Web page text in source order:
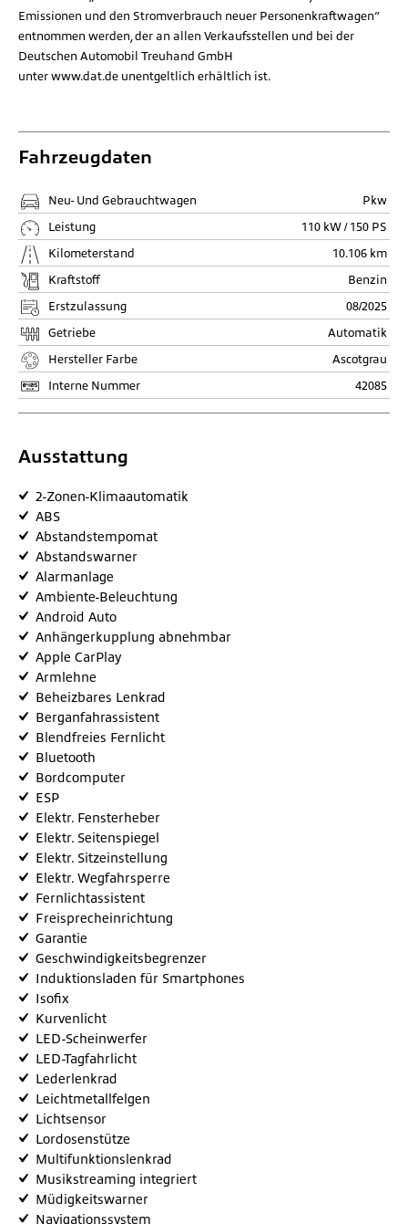
Emissionen und den Stromverbrauch neuer Personenkraftwagen“
entnommen werden, der an allen Verkaufsstellen und bei der
Deutschen Automobil Treuhand GmbH
unter www.dat.de unentgeltlich erhältlich ist.
Fahrzeugdaten
Neu- Und Gebrauchtwagen
Pkw
Leistung
110 kW / 150 PS
Kilometerstand
10.106 km
Kraftstoff
Benzin
Erstzulassung
08/2025
Getriebe
Automatik
Hersteller Farbe
Ascotgrau
Interne Nummer
42085
Ausstattung
2-Zonen-Klimaautomatik
ABS
Abstandstempomat
Abstandswarner
Alarmanlage
Ambiente-Beleuchtung
Android Auto
Anhängerkupplung abnehmbar
Apple CarPlay
Armlehne
Beheizbares Lenkrad
Berganfahrassistent
Blendfreies Fernlicht
Bluetooth
Bordcomputer
ESP
Elektr. Fensterheber
Elektr. Seitenspiegel
Elektr. Sitzeinstellung
Elektr. Wegfahrsperre
Fernlichtassistent
Freisprecheinrichtung
Garantie
Geschwindigkeitsbegrenzer
Induktionsladen für Smartphones
Isofix
Kurvenlicht
LED-Scheinwerfer
LED-Tagfahrlicht
Lederlenkrad
Leichtmetallfelgen
Lichtsensor
Lordosenstütze
Multifunktionslenkrad
Musikstreaming integriert
Müdigkeitswarner
Navigationssystem